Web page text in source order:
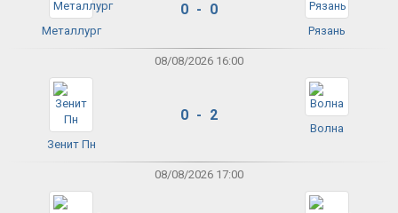
Металлург
0 - 0
Рязань
08/08/2026 16:00
Зенит Пн
0 - 2
Волна
08/08/2026 17:00